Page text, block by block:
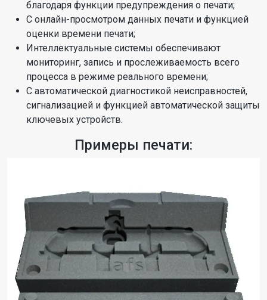
благодаря функции предупреждения о печати;
С онлайн-просмотром данных печати и функцией
оценки времени печати;
Интеллектуальные системы обеспечивают
мониторинг, запись и прослеживаемость всего
процесса в режиме реального времени;
С автоматической диагностикой неисправностей,
сигнализацией и функцией автоматической защиты
ключевых устройств.
Примеры печати: